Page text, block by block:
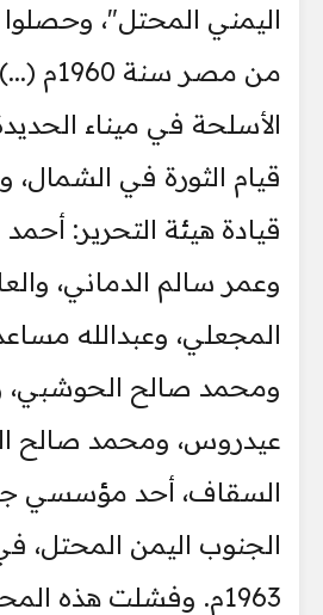
اليمني المحتل"،
من مصر
الأسلحة في ميناء
قيام الثورة في
قيادة هيئة التحرير:
وعمر سالم الدماني،
المجعلي، وعبدالله
ومحمد صالح
عيدروس، ومحمد صالح
السقاف، أحد مؤسسي
1963م. وفشلت هذه